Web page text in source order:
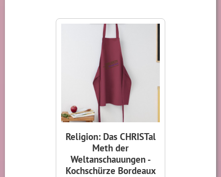
Religion: Das CHRISTal
Meth der
Weltanschauungen -
Kochschürze Bordeaux